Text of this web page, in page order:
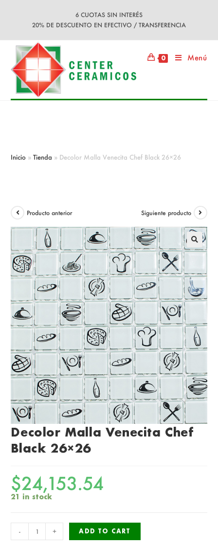
6 CUOTAS SIN INTERÉS
20% DE DESCUENTO EN EFECTIVO / TRANSFERENCIA
0 Menú
Inicio »Tienda » Decolor Malla Venecita Chef Black 26×26
Producto anterior Siguiente producto
Decolor Malla Venecita Chef
Black 26×26
$24,153.54
21 in stock
Malla
- + ADD TO CART